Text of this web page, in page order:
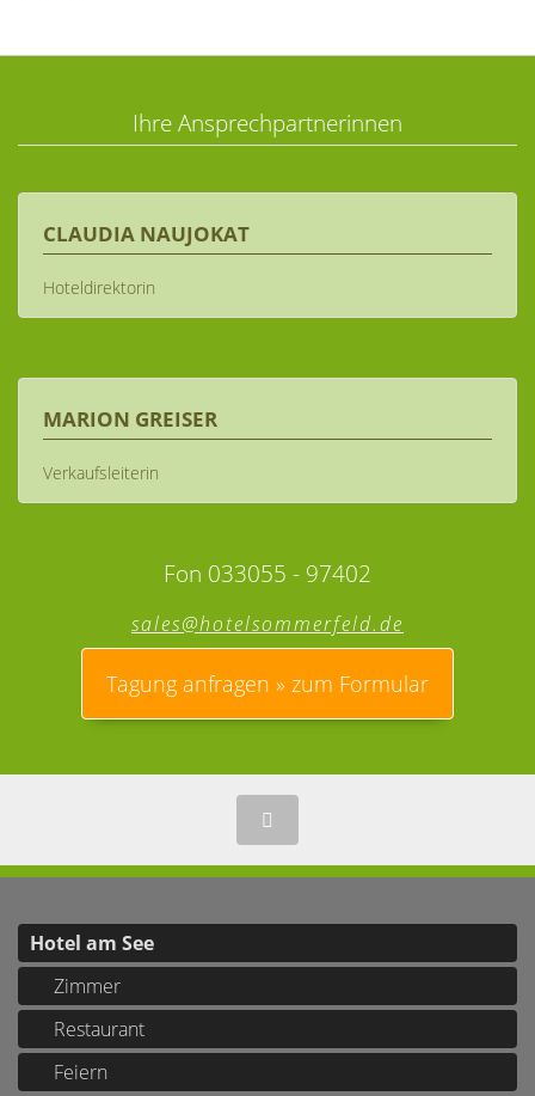
Ihre Ansprechpartnerinnen
CLAUDIA NAUJOKAT
Hoteldirektorin
MARION GREISER
Verkaufsleiterin
Fon 033055 - 97402
sales@hotelsommerfeld.de
Tagung anfragen » zum Formular
Hotel am See
Zimmer
Restaurant
Feiern